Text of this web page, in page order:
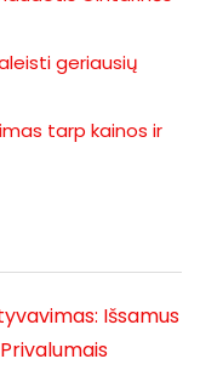
geriausių
tarp kainos ir
Išsamus